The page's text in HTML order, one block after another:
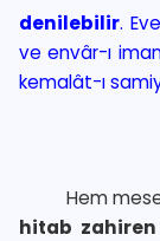
denilebilir.
ve envâr-ı
kemalât-ı
Hem
hitab